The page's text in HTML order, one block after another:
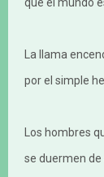
que el mundo
La llama
por el simple
Los hombres
se duermen de